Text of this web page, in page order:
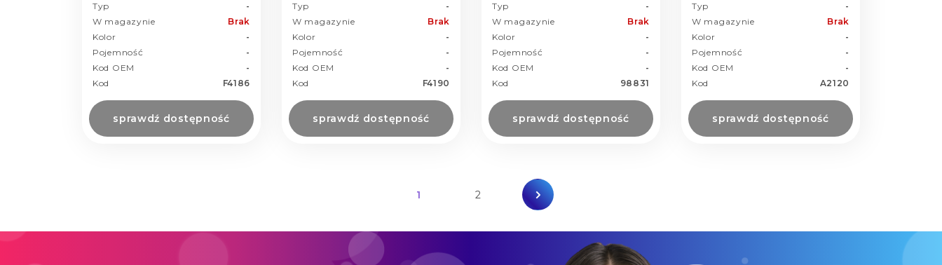
Typ
-
W magazynie
Brak
Kolor
-
Pojemność
-
Kod OEM
-
Kod
F4186
sprawdź dostępność
Typ
-
W magazynie
Brak
Kolor
-
Pojemność
-
Kod OEM
-
Kod
F4190
sprawdź dostępność
Typ
-
W magazynie
Brak
Kolor
-
Pojemność
-
Kod OEM
-
Kod
98831
sprawdź dostępność
Typ
-
W magazynie
Brak
Kolor
-
Pojemność
-
Kod OEM
-
Kod
A2120
sprawdź dostępność
1 2